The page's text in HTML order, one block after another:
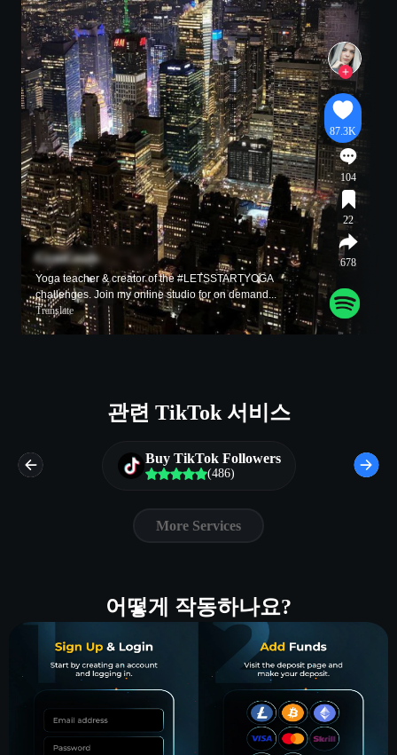
87.3K
104
22
678
GymGoals
Yoga teacher & creator of the #LETSSTARTYOGA
challenges. Join my online studio for on demand...
Translate
관련 TikTok 서비스
Buy TikTok Followers
(486)
More Services
어떻게 작동하나요?